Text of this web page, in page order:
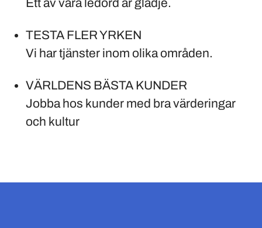
Ett av våra ledord är glädje.
TESTA FLER YRKEN
Vi har tjänster inom olika områden.
VÄRLDENS BÄSTA KUNDER
Jobba hos kunder med bra värderingar
och kultur